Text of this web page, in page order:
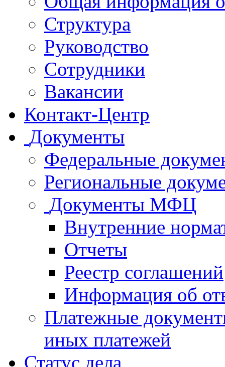
Структура
Руководство
Сотрудники
Вакансии
Контакт-Центр
Документы
Федеральные
Региональные
Документы МФЦ
Внутренние
Отчеты
Реестр соглашений
Информация об
Платежные
иных платежей
Статус дела